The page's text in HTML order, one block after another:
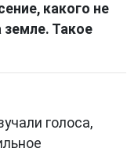
какого не
земле. Такое
голоса,